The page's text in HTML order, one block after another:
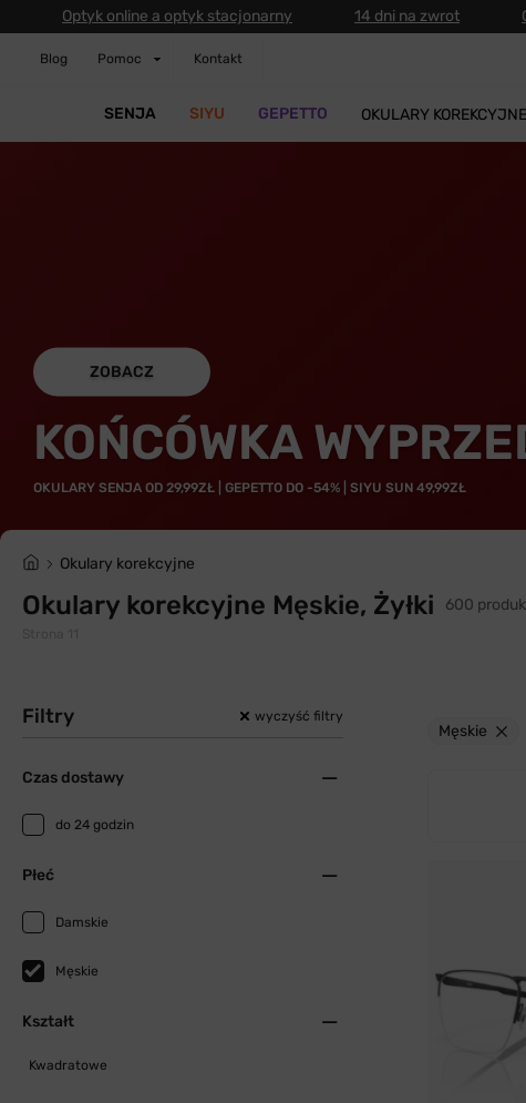
Optyk online a optyk stacjonarny 14 dni na zwrot
Blog Pomoc Kontakt
SENJA SIYU GEPETTO OKULARY KOREKCYJNE
ZOBACZ
KOŃCÓWKA
OKULARY SENJA OD 29,99ZŁ | GEPETTO DO -54% | SIYU SUN 49,99ZŁ
Okulary korekcyjne
Okulary korekcyjne Męskie, Żyłki 600
Filtry wyczyść filtry
Czas dostawy
do 24 godzin
Płeć
Damskie
Męskie
Kształt
Kwadratowe
Męskie